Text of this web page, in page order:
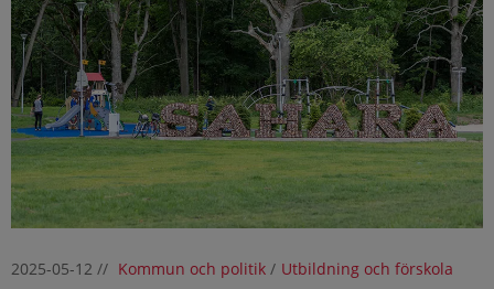
2025-05-12 // Kommun och politik/ Utbildning och förskola